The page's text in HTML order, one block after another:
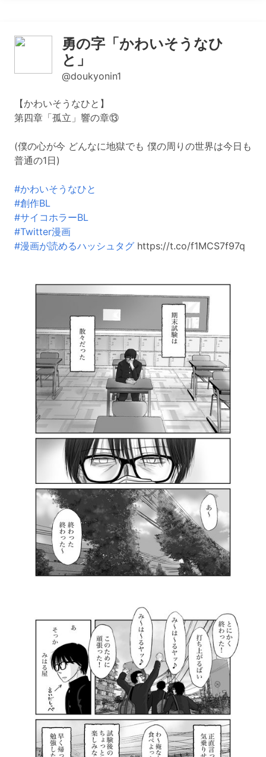
勇の字「かわいそうなひ
と」
@doukyonin1
【かわいそうなひと】
第四章「孤立」響の章⑬
(僕の心が今 どんなに地獄でも 僕の周りの世界は今日も
普通の1日)
#かわいそうなひと
#創作BL
#サイコホラーBL
#Twitter漫画
#漫画が読めるハッシュタグ https://t.co/f1MCS7f97q